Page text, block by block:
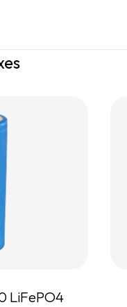
LiFePO4